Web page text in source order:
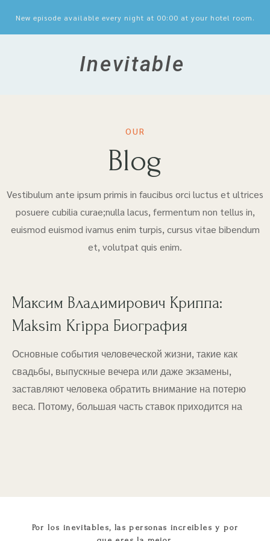
New episode available every night at 00:00 at your hotel room.
Inevitable
OUR
Blog
Vestibulum ante ipsum primis in faucibus orci luctus et ultrices
posuere cubilia curae;nulla lacus, fermentum non tellus in,
euismod euismod ivamus enim turpis, cursus vitae bibendum
et, volutpat quis enim.
Максим Владимирович Криппа:
Maksim Krippa Биография
Основные события человеческой жизни, такие как
свадьбы, выпускные вечера или даже экзамены,
заставляют человека обратить внимание на потерю
веса. Потому, большая часть ставок приходится на
Por los inevitables, las personas increibles y por